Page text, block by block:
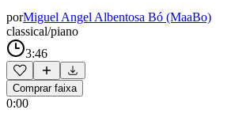
porMiguel Angel Albentosa Bó (MaaBo)
classical/piano
3:46
Comprar faixa
0:00